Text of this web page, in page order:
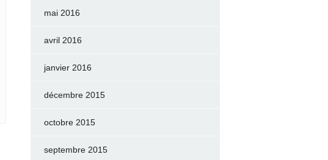
mai 2016
avril 2016
janvier 2016
décembre 2015
octobre 2015
septembre 2015